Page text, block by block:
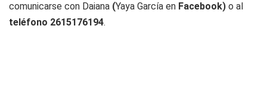
comunicarse con Daiana (Yaya García en Facebook) o al
teléfono 2615176194.